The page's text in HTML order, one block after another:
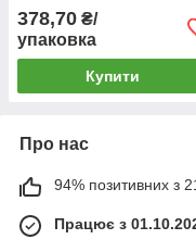
378,70 ₴/
упаковка
Купити
Про нас
94% позитивних з
Працює з